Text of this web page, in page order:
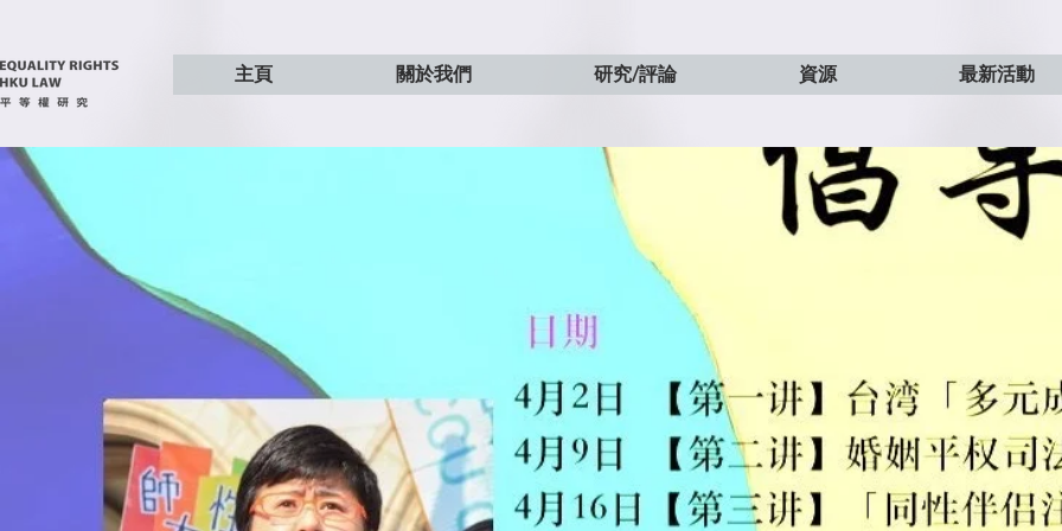
主頁 關於我們 研究/評論 資源 最新活動